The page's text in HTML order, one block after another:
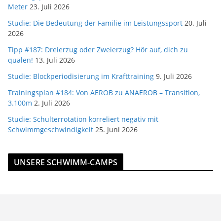
Meter 23. Juli 2026
Studie: Die Bedeutung der Familie im Leistungssport 20. Juli
2026
Tipp #187: Dreierzug oder Zweierzug? Hör auf, dich zu
quälen! 13. Juli 2026
Studie: Blockperiodisierung im Krafttraining 9. Juli 2026
Trainingsplan #184: Von AEROB zu ANAEROB – Transition,
3.100m 2. Juli 2026
Studie: Schulterrotation korreliert negativ mit
Schwimmgeschwindigkeit 25. Juni 2026
UNSERE SCHWIMM-CAMPS